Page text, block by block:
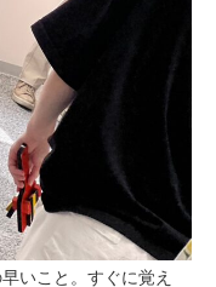
いこと。すぐに覚え